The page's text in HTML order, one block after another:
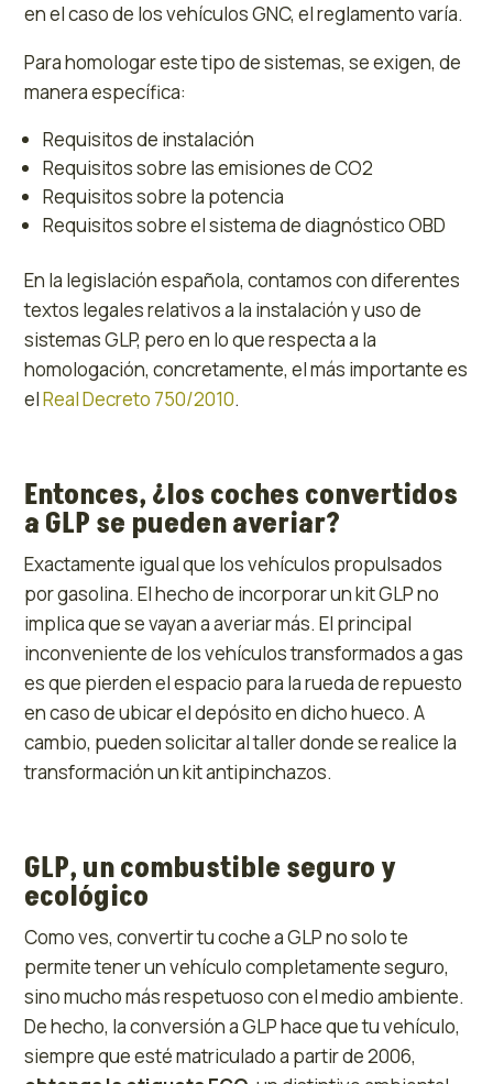
en el caso de los vehículos GNC, el reglamento varía.
Para homologar este tipo de sistemas, se exigen, de
manera específica:
Requisitos de instalación
Requisitos sobre las emisiones de CO2
Requisitos sobre la potencia
Requisitos sobre el sistema de diagnóstico OBD
En la legislación española, contamos con diferentes
textos legales relativos a la instalación y uso de
sistemas GLP, pero en lo que respecta a la
homologación, concretamente, el más importante es
elReal Decreto 750/2010.
Entonces, ¿los coches convertidos
a GLP se pueden averiar?
Exactamente igual que los vehículos propulsados
por gasolina. El hecho de incorporar un kit GLP no
implica que se vayan a averiar más. El principal
inconveniente de los vehículos transformados a gas
es que pierden el espacio para la rueda de repuesto
en caso de ubicar el depósito en dicho hueco. A
cambio, pueden solicitar al taller donde se realice la
transformación un kit antipinchazos.
GLP, un combustible seguro y
ecológico
Como ves, convertir tu coche a GLP no solo te
permite tener un vehículo completamente seguro,
sino mucho más respetuoso con el medio ambiente.
De hecho, la conversión a GLP hace que tu vehículo,
siempre que esté matriculado a partir de 2006,